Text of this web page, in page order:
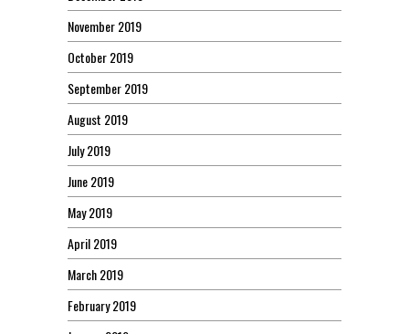
November 2019
October 2019
September 2019
August 2019
July 2019
June 2019
May 2019
April 2019
March 2019
February 2019